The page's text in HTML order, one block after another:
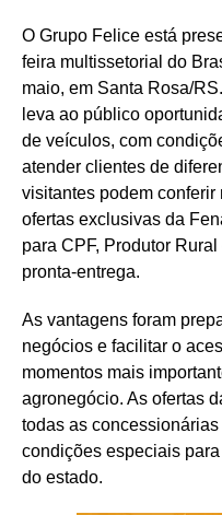
O Grupo Felice está
feira multissetorial do
maio, em Santa Rosa/
leva ao público
de veículos, com
atender clientes de
visitantes podem
ofertas exclusivas da
para CPF, Produtor
pronta-entrega.
As vantagens foram
negócios e facilitar o
momentos mais
agronegócio. As ofertas
todas as
condições especiais
do estado.